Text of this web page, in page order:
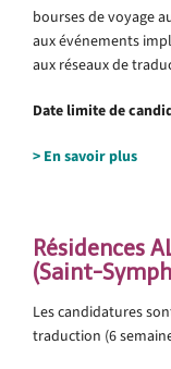
bourses de voyage
aux événements
aux réseaux de
Date limite de
> En savoir plus
Résidences
(Saint-
Les candidatures
traduction (6